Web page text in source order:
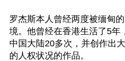
罗杰斯本人曾经两度被缅甸
境。他曾经在香港生活了5年
中国大陆20多次，并创作出
的人权状况的作品。